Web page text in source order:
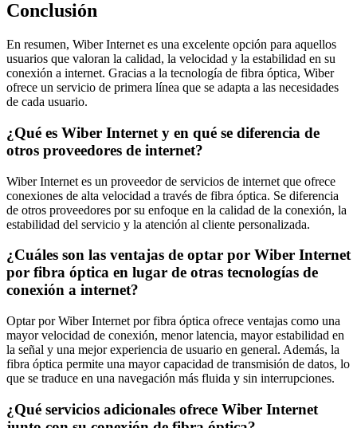
Conclusión
En resumen, Wiber Internet es una excelente opción para aquellos
usuarios que valoran la calidad, la velocidad y la estabilidad en su
conexión a internet. Gracias a la tecnología de fibra óptica, Wiber
ofrece un servicio de primera línea que se adapta a las necesidades
de cada usuario.
¿Qué es Wiber Internet y en qué se diferencia de
otros proveedores de internet?
Wiber Internet es un proveedor de servicios de internet que ofrece
conexiones de alta velocidad a través de fibra óptica. Se diferencia
de otros proveedores por su enfoque en la calidad de la conexión, la
estabilidad del servicio y la atención al cliente personalizada.
¿Cuáles son las ventajas de optar por Wiber Internet
por fibra óptica en lugar de otras tecnologías de
conexión a internet?
Optar por Wiber Internet por fibra óptica ofrece ventajas como una
mayor velocidad de conexión, menor latencia, mayor estabilidad en
la señal y una mejor experiencia de usuario en general. Además, la
fibra óptica permite una mayor capacidad de transmisión de datos, lo
que se traduce en una navegación más fluida y sin interrupciones.
¿Qué servicios adicionales ofrece Wiber Internet